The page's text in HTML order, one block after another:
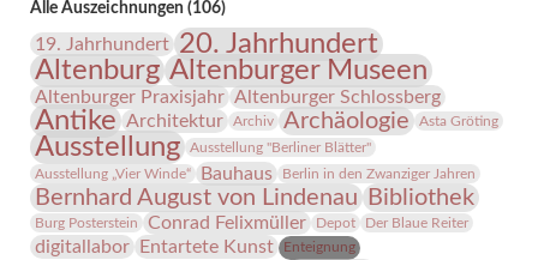
Alle Auszeichnungen (106)
19. Jahrhundert 20. Jahrhundert
Altenburg Altenburger Museen
Altenburger Praxisjahr Altenburger Schlossberg
Antike Architektur Archiv Archäologie Asta Gröting
Ausstellung
Ausstellung "Berliner Blätter"
Ausstellung „Vier Winde“
Bauhaus Berlin in den Zwanziger Jahren
Bernhard August von Lindenau Bibliothek
Burg Posterstein Conrad Felixmüller Depot Der Blaue Reiter
digitallabor Entartete Kunst
Enteignung